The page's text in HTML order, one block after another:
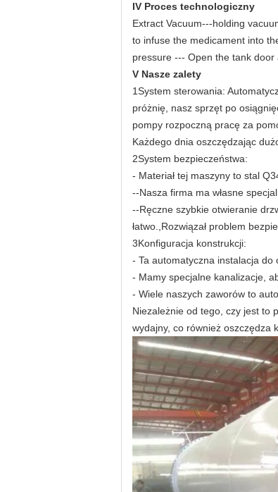
IV Proces technologiczny
Extract Vacuum---holding
to infuse the medicament into
pressure --- Open the tank
V Nasze zalety
1System sterowania:
próżnię, nasz sprzęt po
pompy rozpoczną pracę za
Każdego dnia oszczędzając
2System bezpieczeństwa:
- Materiał tej maszyny to stal
--Nasza firma ma własne
--Ręczne szybkie otwieranie
łatwo.,Rozwiązał problem
3Konfiguracja konstrukcji:
- Ta automatyczna instalacja do
- Mamy specjalne kanalizacje,
- Wiele naszych zaworów to
Niezależnie od tego, czy jest to
wydajny, co również oszczędza